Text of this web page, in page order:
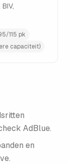
115 pk
capaciteit)
AdBlue.
en